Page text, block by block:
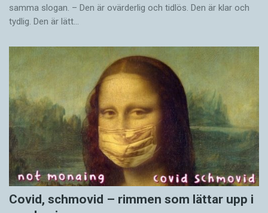
samma slogan. – Den är ovärderlig och tidlös. Den är klar och
tydlig. Den är lätt…
Covid, schmovid – rimmen som lättar upp i